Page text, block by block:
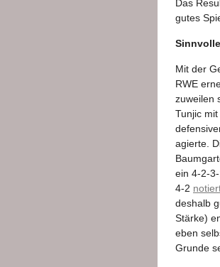
Das
gutes
Mit der
RWE
zuweilen
Tunjic
agierte.
ein 4-2-
4-2
deshalb
Stärke)
eben
Grunde